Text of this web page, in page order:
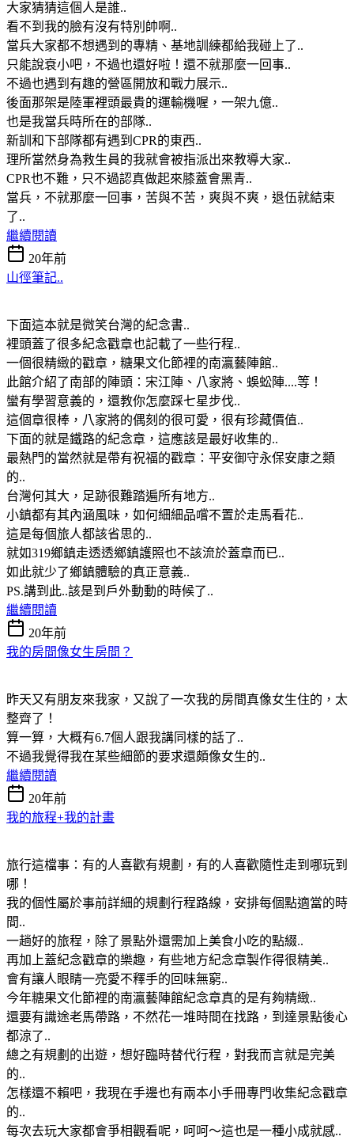
大家猜猜這個人是誰..
看不到我的臉有沒有特別帥啊..
當兵大家都不想遇到的專精、基地訓練都給我碰上了..
只能說衰小吧，不過也還好啦！還不就那麼一回事..
不過也遇到有趣的營區開放和戰力展示..
後面那架是陸軍裡頭最貴的運輸機喔，一架九億..
也是我當兵時所在的部隊..
新訓和下部隊都有遇到CPR的東西..
理所當然身為救生員的我就會被指派出來教導大家..
CPR也不難，只不過認真做起來膝蓋會黑青..
當兵，不就那麼一回事，苦與不苦，爽與不爽，退伍就結束
了..
繼續閱讀
20年前
山徑筆記..
下面這本就是微笑台灣的紀念書..
裡頭蓋了很多紀念戳章也記載了一些行程..
一個很精緻的戳章，糖果文化節裡的南瀛藝陣館..
此館介紹了南部的陣頭：宋江陣、八家將、蜈蚣陣....等！
蠻有學習意義的，還教你怎麼踩七星步伐..
這個章很棒，八家將的偶刻的很可愛，很有珍藏價值..
下面的就是鐵路的紀念章，這應該是最好收集的..
最熱門的當然就是帶有祝福的戳章：平安御守永保安康之類
的..
台灣何其大，足跡很難踏遍所有地方..
小鎮都有其內涵風味，如何細細品嚐不置於走馬看花..
這是每個旅人都該省思的..
就如319鄉鎮走透透鄉鎮護照也不該流於蓋章而已..
如此就少了鄉鎮體驗的真正意義..
PS.講到此..該是到戶外動動的時候了..
繼續閱讀
20年前
我的房間像女生房間？
昨天又有朋友來我家，又說了一次我的房間真像女生住的，太
整齊了！
算一算，大概有6.7個人跟我講同樣的話了..
不過我覺得我在某些細節的要求還頗像女生的..
繼續閱讀
20年前
我的旅程+我的計畫
旅行這檔事：有的人喜歡有規劃，有的人喜歡隨性走到哪玩到
哪！
我的個性屬於事前詳細的規劃行程路線，安排每個點適當的時
間..
一趟好的旅程，除了景點外還需加上美食小吃的點綴..
再加上蓋紀念戳章的樂趣，有些地方紀念章製作得很精美..
會有讓人眼睛一亮愛不釋手的回味無窮..
今年糖果文化節裡的南瀛藝陣館紀念章真的是有夠精緻..
還要有識途老馬帶路，不然花一堆時間在找路，到達景點後心
都涼了..
總之有規劃的出遊，想好臨時替代行程，對我而言就是完美
的..
怎樣還不賴吧，我現在手邊也有兩本小手冊專門收集紀念戳章
的..
每次去玩大家都會爭相觀看呢，呵呵～這也是一種小成就感..